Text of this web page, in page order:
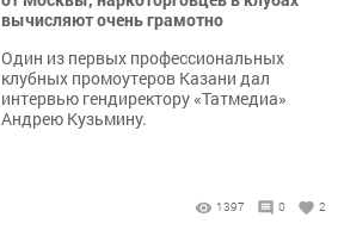
вычисляют очень грамотно
Один из первых профессиональных
клубных промоутеров Казани дал
интервью гендиректору «Татмедиа»
Андрею Кузьмину.
1397 0 2